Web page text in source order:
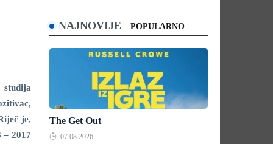
je,
– 2017
NAJNOVIJE POPULARNO
The Get Out
07.08.2026.